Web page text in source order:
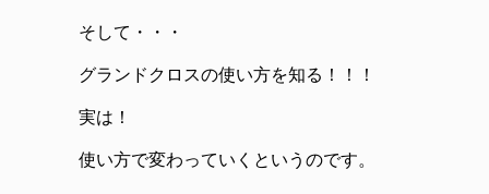
そして・・・
グランドクロスの使い方を知る！！！
実は！
使い方で変わっていくというのです。